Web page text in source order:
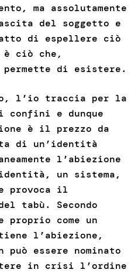
ma assolutamente
del soggetto e
di espellere ciò
ciò che,
permette di esistere.
l’io traccia per la
e dunque
è il prezzo da
di un’identità
l’abiezione
un sistema,
provoca il
tabù. Secondo
proprio come un
l’abiezione,
può essere nominato
in crisi l’ordine